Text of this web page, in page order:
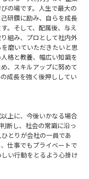
の場です。人生で最大の
研鑽に励み、自らを成長
。そして、配属後、与え
組み、プロとして社内外
磨いていただきたいと思
格と教養、幅広い知識を
、スキルアップに努めて
成長を強く後押ししてい
上に、今後いかなる場合
断し、社会の常識に沿っ
とりが会社の一員であ
仕事でもプライベートで
い行動をとるよう心掛け